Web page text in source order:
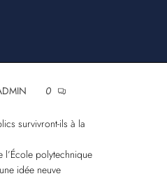
0
survivront-ils à la
l’École polytechnique
idée neuve